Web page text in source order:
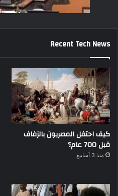
Recent Tech News
كيف احتفل المصريون بالزفاف
قبل 700 عام؟
منذ 3 أسابيع